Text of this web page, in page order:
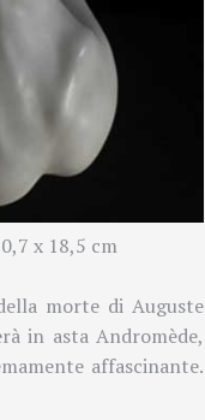
x 18,5 cm
morte di Auguste
in asta Andromède,
affascinante.